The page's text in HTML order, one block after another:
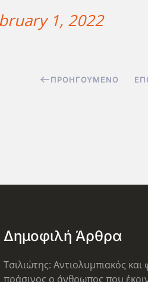
1, 2022
ΠΡΟΗΓΟΎΜΕΝΟ
Δημοφιλή Άρθρα
Τσιλιώτης: Αντιολυμπιακός και
πράσινος ο άνθρωπος που